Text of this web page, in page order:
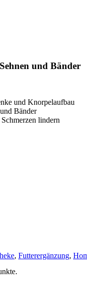
und Bänder
und Knorpelaufbau
Bänder
lindern
, Futterergänzung,